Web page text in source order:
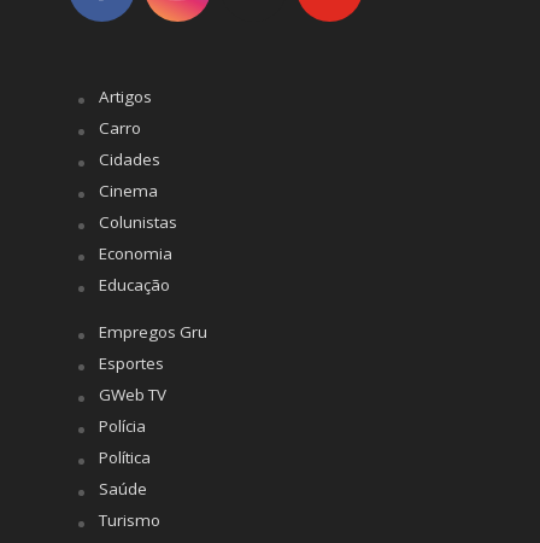
Artigos
Carro
Cidades
Cinema
Colunistas
Economia
Educação
Empregos Gru
Esportes
GWeb TV
Polícia
Política
Saúde
Turismo